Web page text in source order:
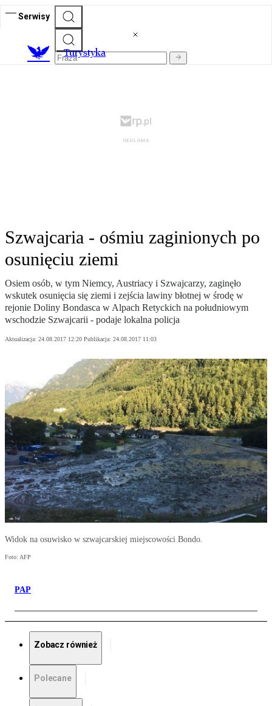
Serwisy
Turystyka
Szwajcaria - ośmiu zaginionych po
osunięciu ziemi
Osiem osób, w tym Niemcy, Austriacy i Szwajcarzy, zaginęło
wskutek osunięcia się ziemi i zejścia lawiny błotnej w środę w
rejonie Doliny Bondasca w Alpach Retyckich na południowym
wschodzie Szwajcarii - podaje lokalna policja
Aktualizacja: 24.08.2017 12:20 Publikacja: 24.08.2017 11:03
Widok na osuwisko w szwajcarskiej miejscowości Bondo.
Foto: AFP
PAP
Zobacz również
Polecane